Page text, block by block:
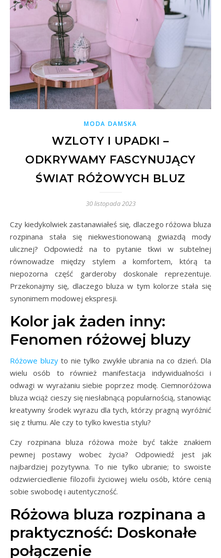
MODA DAMSKA
WZLOTY I UPADKI –
ODKRYWAMY FASCYNUJĄCY
ŚWIAT RÓŻOWYCH BLUZ
30 listopada 2023
Czy kiedykolwiek zastanawiałeś się, dlaczego różowa bluza
rozpinana stała się niekwestionowaną gwiazdą mody
ulicznej? Odpowiedź na to pytanie tkwi w subtelnej
równowadze między stylem a komfortem, którą ta
niepozorna część garderoby doskonale reprezentuje.
Przekonajmy się, dlaczego bluza w tym kolorze stała się
synonimem modowej ekspresji.
Kolor jak żaden inny:
Fenomen różowej bluzy
Różowe bluzyto nie tylko zwykłe ubrania na co dzień. Dla
wielu osób to również manifestacja indywidualności i
odwagi w wyrażaniu siebie poprzez modę. Ciemnoróżowa
bluza wciąż cieszy się niesłabnącą popularnością, stanowiąc
kreatywny środek wyrazu dla tych, którzy pragną wyróżnić
się z tłumu. Ale czy to tylko kwestia stylu?
Czy rozpinana bluza różowa może być także znakiem
pewnej postawy wobec życia? Odpowiedź jest jak
najbardziej pozytywna. To nie tylko ubranie; to swoiste
odzwierciedlenie filozofii życiowej wielu osób, które cenią
sobie swobodę i autentyczność.
Różowa bluza rozpinana a
praktyczność: Doskonałe
połączenie